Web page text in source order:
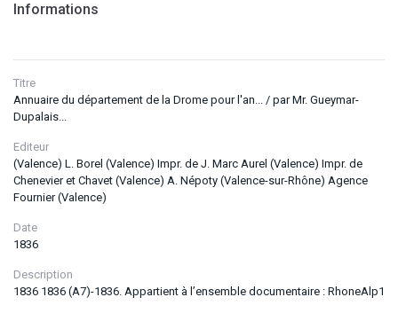
Informations
Titre
Annuaire du département de la Drome pour l'an... / par Mr. Gueymar-
Dupalais...
Editeur
(Valence) L. Borel (Valence) Impr. de J. Marc Aurel (Valence) Impr. de
Chenevier et Chavet (Valence) A. Népoty (Valence-sur-Rhône) Agence
Fournier (Valence)
Date
1836
Description
1836 1836 (A7)-1836. Appartient à l’ensemble documentaire : RhoneAlp1